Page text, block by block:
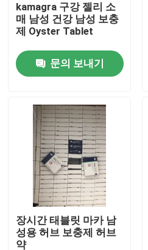
우리에 대하여
공장 여행
연락주세요
인용문을 요구하세요
사람들 본초 보충
맥어드레스 본초 보충
kamagra 구강 젤리 소
매 남성 건강 남성 보충
제 Oyster Tablet
문의 보내기
장시간 태블릿 마카 남
성용 허브 보충제 허브
약